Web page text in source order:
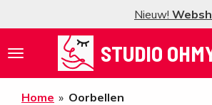
Nieuw!
direct
naar
STUDIO
Home » Oorbellen